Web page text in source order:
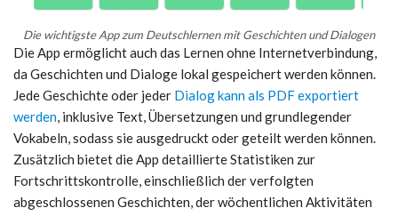
Die wichtigste App zum Deutschlernen mit Geschichten und Dialogen
Die App ermöglicht auch das Lernen ohne Internetverbindung,
da Geschichten und Dialoge lokal gespeichert werden können.
Jede Geschichte oder jeder Dialog kann als PDF exportiert
werden , inklusive Text, Übersetzungen und grundlegender
Vokabeln, sodass sie ausgedruckt oder geteilt werden können.
Zusätzlich bietet die App detaillierte Statistiken zur
Fortschrittskontrolle, einschließlich der verfolgten
abgeschlossenen Geschichten, der wöchentlichen Aktivitäten